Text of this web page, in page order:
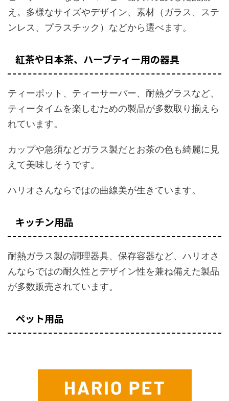
え。多様なサイズやデザイン、素材（ガラス、ステ
ンレス、プラスチック）などから選べます。
紅茶や日本茶、ハーブティー用の器具
ティーポット、ティーサーバー、耐熱グラスなど、
ティータイムを楽しむための製品が多数取り揃えら
れています。
カップや急須などガラス製だとお茶の色も綺麗に見
えて美味しそうです。
ハリオさんならではの曲線美が生きています。
キッチン用品
耐熱ガラス製の調理器具、保存容器など、ハリオさ
んならではの耐久性とデザイン性を兼ね備えた製品
が多数販売されています。
ペット用品